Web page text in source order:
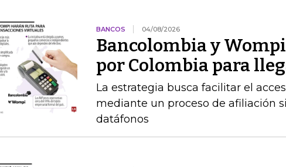
BANCOS 04/08/2026
Bancolombia y
por Colombia para
La estrategia busca facilitar el
mediante un proceso de afiliación
datáfonos